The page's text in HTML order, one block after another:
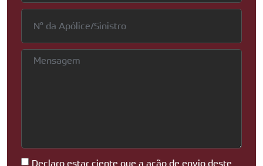
Declaro estar ciente que a ação de envio deste